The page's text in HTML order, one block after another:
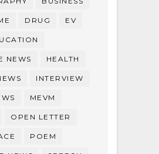
DRUG EV
NEWS HEALTH
INTERVIEW
MEVM
OPEN LETTER
POEM